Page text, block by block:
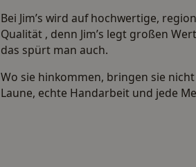
Bei Jim’s wird auf hochwertige,
Qualität , denn Jim’s legt großen
das spürt man auch.
Wo sie hinkommen, bringen sie
Laune, echte Handarbeit und jede